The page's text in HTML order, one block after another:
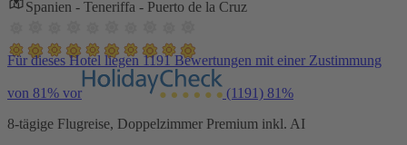
Spanien - Teneriffa - Puerto de la Cruz
Für dieses Hotel liegen 1191 Bewertungen mit einer Zustimmung
von 81% vor (1191) 81%
8-tägige Flugreise, Doppelzimmer Premium inkl. AI